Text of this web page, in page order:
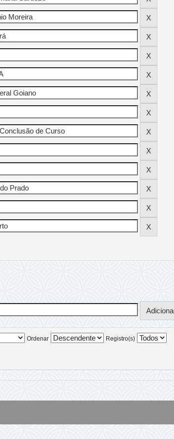
Ordenar Registro(s)